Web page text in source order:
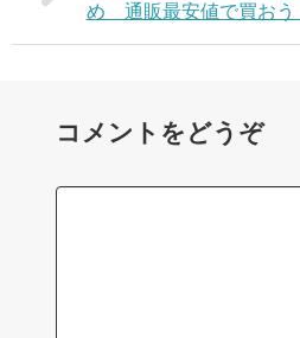
め 通販最安値で買お
コメントをどうぞ